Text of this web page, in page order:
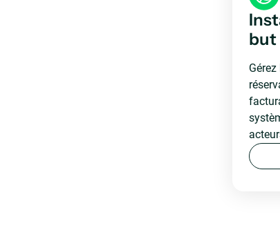
but